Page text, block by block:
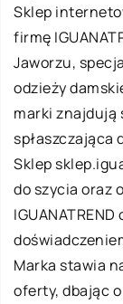
Sklep
firmę
Jaworzu,
odzieży
marki znajdują
spłaszczająca
Sklep
do szycia oraz
Marka stawia
oferty, dbając